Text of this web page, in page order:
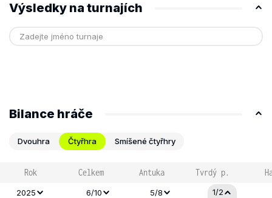
Výsledky na turnajích
Bilance hráče
Dvouhra Čtyřhra Smíšené čtyřhry
Rok Celkem Antuka Tvrdý p.
2025 6/10 5/8 1/2